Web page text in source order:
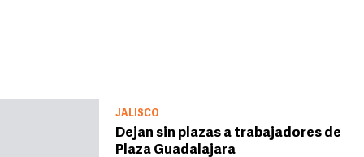
JALISCO
Dejan sin plazas a trabajadores de
Plaza Guadalajara